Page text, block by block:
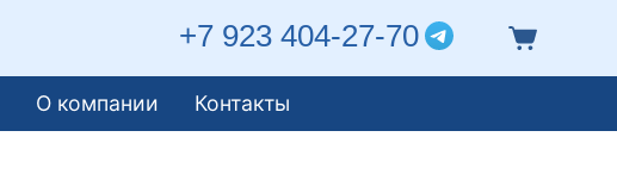
+7 923 404-27-70
О компании Контакты